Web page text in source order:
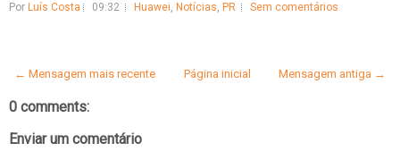
Por Luís Costa 09:32 Huawei, Notícias, PR Sem comentários
← Mensagem mais recente Mensagem antiga →
Página inicial
0 comments:
Enviar um comentário